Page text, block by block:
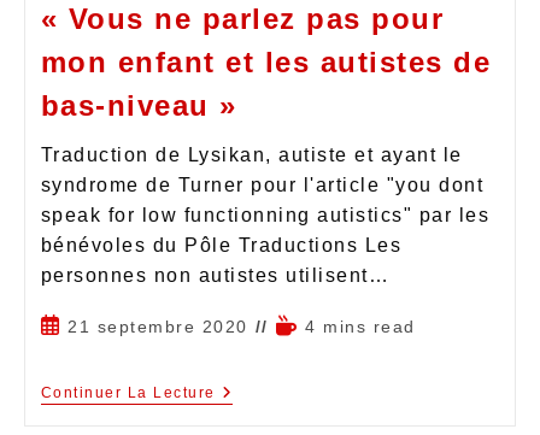
« Vous ne parlez pas pour
mon enfant et les autistes de
bas-niveau »
Traduction de Lysikan, autiste et ayant le
syndrome de Turner pour l'article "you dont
speak for low functionning autistics" par les
bénévoles du Pôle Traductions Les
personnes non autistes utilisent…
21 septembre 2020 4 mins read
Continuer La Lecture